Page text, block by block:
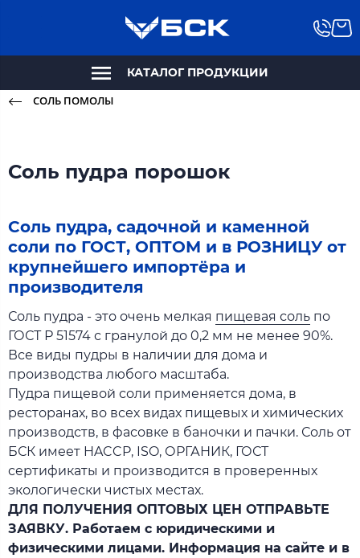
КАТАЛОГ ПРОДУКЦИИ
СОЛЬ ПОМОЛЫ
Соль пудра порошок
Соль пудра, садочной и каменной
соли по ГОСТ, ОПТОМ и в РОЗНИЦУ от
крупнейшего импортёра и
производителя
Соль пудра - это очень мелкая пищевая соль по
ГОСТ Р 51574 с гранулой до 0,2 мм не менее 90%.
Все виды пудры в наличии для дома и
производства любого масштаба.
Пудра пищевой соли применяется дома, в
ресторанах, во всех видах пищевых и химических
производств, в фасовке в баночки и пачки. Соль от
БСК имеет HACCP, ISO, ОРГАНИК, ГОСТ
сертификаты и производится в проверенных
экологически чистых местах.
ДЛЯ ПОЛУЧЕНИЯ ОПТОВЫХ ЦЕН ОТПРАВЬТЕ
ЗАЯВКУ. Работаем с юридическими и
физическими лицами. Информация на сайте и в